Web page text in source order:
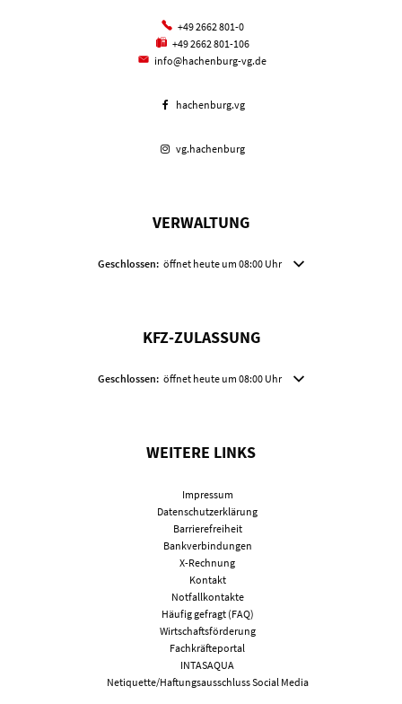
+49 2662 801-0
+49 2662 801-106
info@hachenburg-vg.de
hachenburg.vg
vg.hachenburg
VERWALTUNG
Klicken, um weitere Öffnungs- oder Schließzeiten auszublenden
Geschlossen: öffnet heute um 08:00 Uhr
KFZ-ZULASSUNG
Klicken, um weitere Öffnungs- oder Schließzeiten auszublenden
Geschlossen: öffnet heute um 08:00 Uhr
WEITERE LINKS
Impressum
Datenschutzerklärung
Barrierefreiheit
Bankverbindungen
X-Rechnung
Kontakt
Notfallkontakte
Häufig gefragt (FAQ)
Wirtschaftsförderung
Fachkräfteportal
INTASAQUA
Netiquette/Haftungsausschluss Social Media